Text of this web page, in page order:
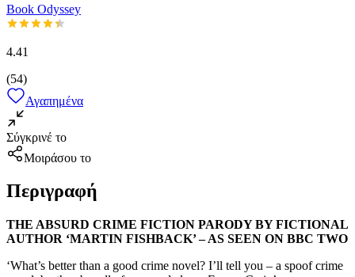
Book Odyssey
4.41
(54)
Αγαπημένα
Σύγκρινέ το
Μοιράσου το
Περιγραφή
THE ABSURD CRIME FICTION PARODY BY FICTIONAL
AUTHOR ‘MARTIN FISHBACK’ – AS SEEN ON BBC TWO
‘What’s better than a good crime novel? I’ll tell you – a spoof crime